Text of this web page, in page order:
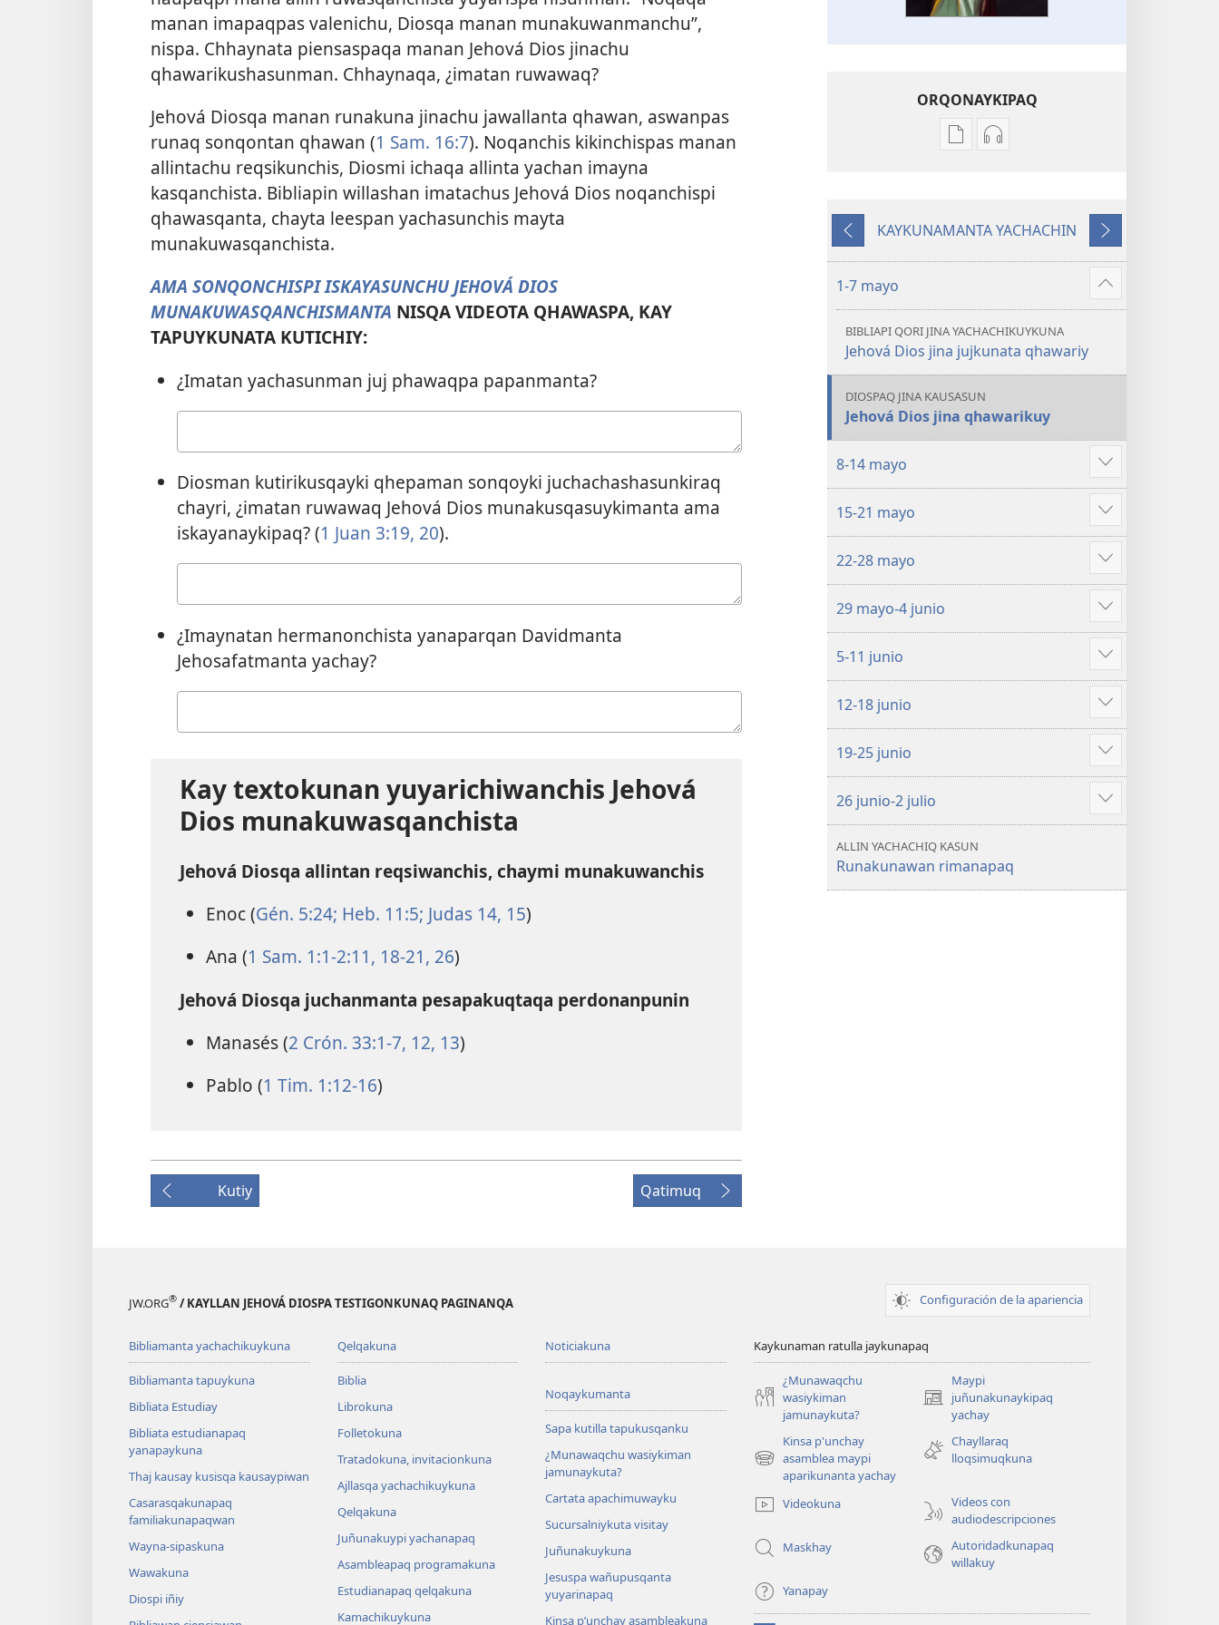
manan imapaqpas valenichu, Diosqa manan munakuwanmanchu”,
nispa. Chhaynata piensaspaqa manan Jehová Dios jinachu
qhawarikushasunman. Chhaynaqa, ¿imatan ruwawaq?
Jehová Diosqa manan runakuna jinachu jawallanta qhawan, aswanpas
runaq sonqontan qhawan (1 Sam. 16:7). Noqanchis kikinchispas manan
allintachu reqsikunchis, Diosmi ichaqa allinta yachan imayna
kasqanchista. Bibliapin willashan imatachus Jehová Dios noqanchispi
qhawasqanta, chayta leespan yachasunchis mayta
munakuwasqanchista.
AMA SONQONCHISPI ISKAYASUNCHU JEHOVÁ DIOS
MUNAKUWASQANCHISMANTA NISQA VIDEOTA QHAWASPA, KAY
TAPUYKUNATA KUTICHIY:
¿Imatan yachasunman juj phawaqpa papanmanta?
answer
Diosman kutirikusqayki qhepaman sonqoyki juchachashasunkiraq
chayri, ¿imatan ruwawaq Jehová Dios munakusqasuykimanta ama
iskayanaykipaq? (1 Juan 3:19, 20).
answer
¿Imaynatan hermanonchista yanaparqan Davidmanta
Jehosafatmanta yachay?
answer
Kay textokunan yuyarichiwanchis Jehová
Dios munakuwasqanchista
Jehová Diosqa allintan reqsiwanchis, chaymi munakuwanchis
Enoc (Gén. 5:24; Heb. 11:5; Judas 14, 15)
Ana (1 Sam. 1:1-2:11, 18-21, 26)
Jehová Diosqa juchanmanta pesapakuqtaqa perdonanpunin
Manasés (2 Crón. 33:1-7, 12, 13)
Pablo (1 Tim. 1:12-16)
Kutiy Qatimuq
ORQONAYKIPAQ
Kaypi
KAUSASUNCHIS,
Junio
2023
Kaypin
DIOSPAQ
KAUSASUNCHIS,
-
Junio
Kutiy
KAYKUNAMANTA YACHACHIN
Qatimuq
1-7 mayo
Mostrar
más
BIBLIAPI QORI JINA YACHACHIKUYKUNA
Jehová Dios jina jujkunata qhawariy
DIOSPAQ JINA KAUSASUN
Jehová Dios jina qhawarikuy
8-14 mayo
Mostrar
más
15-21 mayo
Mostrar
más
22-28 mayo
Mostrar
más
29 mayo-4 junio
Mostrar
más
5-11 junio
Mostrar
más
12-18 junio
Mostrar
más
19-25 junio
Mostrar
más
26 junio-2 julio
Mostrar
más
ALLIN YACHACHIQ KASUN
Runakunawan rimanapaq
JW.ORG® / KAYLLAN JEHOVÁ DIOSPA TESTIGONKUNAQ PAGINANQA Configuración de la apariencia
Bibliamanta yachachikuykuna
Bibliamanta tapuykuna
Bibliata Estudiay
Bibliata estudianapaq
yanapaykuna
Thaj kausay kusisqa kausaypiwan
Casarasqakunapaq
familiakunapaqwan
Wayna-sipaskuna
Wawakuna
Diospi iñiy
Qelqakuna
Biblia
Librokuna
Folletokuna
Tratadokuna, invitacionkuna
Ajllasqa yachachikuykuna
Qelqakuna
Juñunakuypi yachanapaq
Asambleapaq programakuna
Estudianapaq qelqakuna
Kamachikuykuna
Noticiakuna
Noqaykumanta
Sapa kutilla tapukusqanku
¿Munawaqchu wasiykiman
jamunaykuta?
Cartata apachimuwayku
Sucursalniykuta visitay
Juñunakuykuna
Jesuspa wañupusqanta
yuyarinapaq
Kinsa p’unchay asambleakuna
Kaykunaman ratulla jaykunapaq
¿Munawaqchu
wasiykiman
jamunaykuta?
Maypi
juñunakunaykipaq
yachay
(abre
nueva
ventana)
Kinsa p'unchay
asamblea maypi
aparikunanta yachay
(abre
nueva
Chayllaraq
lloqsimuqkuna
Videokuna
Videos con
audiodescripciones
Maskhay
Autoridadkunapaq
willakuy
Yanapay